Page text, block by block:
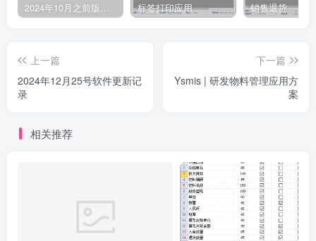
2024年10月之前版本升级记录 标签打印应用 销售退货
上一篇
2024年12月25号软件更新记
录
下一篇
Ysmis | 研发物料管理应用方
案
相关推荐